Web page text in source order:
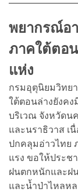
พยากรณ์อ
ภาคใต้ตอ
แห่ง
กรมอุตุนิยมวิทย
ใต้ตอนล่างยังค
บริเวณ จังหวัดน
และนราธิวาส เ
ปกคลุมอ่าวไทย
แรง ขอให้ประช
ฝนตกหนักและฝ
และน้ำป่าไหลห